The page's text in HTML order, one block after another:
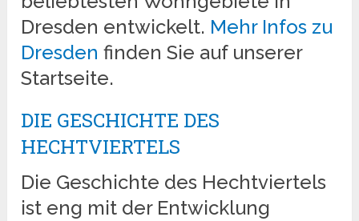
Dresden entwickelt. Mehr Infos zu
Dresden finden Sie auf unserer
Startseite.
DIE GESCHICHTE DES
HECHTVIERTELS
Die Geschichte des Hechtviertels
ist eng mit der Entwicklung